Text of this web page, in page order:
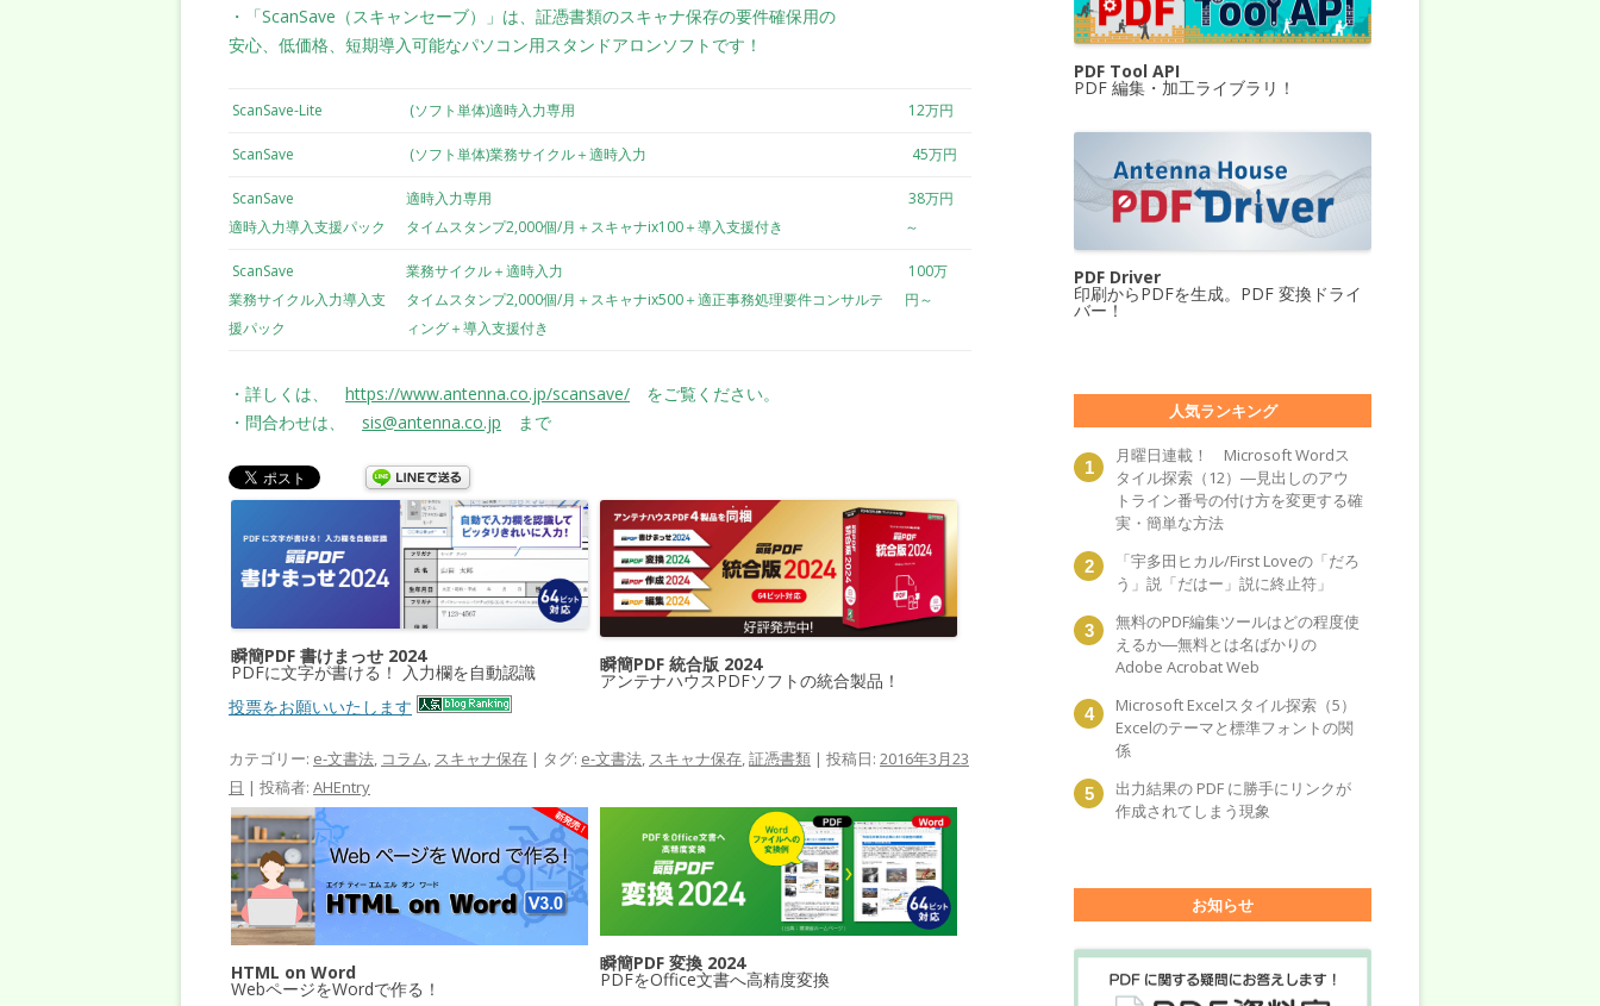
・「ScanSave（スキャンセーブ）」は、証憑書類のスキャナ保存の要件確保用の
安心、低価格、短期導入可能なパソコン用スタンドアロンソフトです！
ScanSave-Lite (ソフト単体)適時入力専用 12万円
ScanSave (ソフト単体)業務サイクル＋適時入力 45万円
ScanSave
適時入力導入支援パック
適時入力専用
タイムスタンプ2,000個/月＋スキャナix100＋導入支援付き
38万円
～
ScanSave
業務サイクル入力導入支
援パック
業務サイクル＋適時入力
タイムスタンプ2,000個/月＋スキャナix500＋適正事務処理要件コンサルテ
ィング＋導入支援付き
100万
円～
・詳しくは、 https://www.antenna.co.jp/scansave/ をご覧ください。
・問合わせは、 sis@antenna.co.jp まで
瞬簡PDF 書けまっせ 2024
PDFに文字が書ける！ 入力欄を自動認識 瞬簡PDF 統合版 2024
アンテナハウスPDFソフトの統合製品！
投票をお願いいたします
カテゴリー: e-文書法, コラム, スキャナ保存 | タグ: e-文書法, スキャナ保存,証憑書類 | 投稿日: 2016年3月23
日 | 投稿者: AHEntry
HTML on Word
WebページをWordで作る！
瞬簡PDF 変換 2024
PDFをOffice文書へ高精度変換
PDF Tool API
PDF 編集・加工ライブラリ！
PDF Driver
印刷からPDFを生成。PDF 変換ドライ
バー！
人気ランキング
月曜日連載！ Microsoft Wordス
タイル探索（12）―見出しのアウ
トライン番号の付け方を変更する確
実・簡単な方法
「宇多田ヒカル/First Loveの「だろ
う」説「だはー」説に終止符」
無料のPDF編集ツールはどの程度使
えるか―無料とは名ばかりの
Adobe Acrobat Web
Microsoft Excelスタイル探索（5）
Excelのテーマと標準フォントの関
係
出力結果の PDF に勝手にリンクが
作成されてしまう現象
お知らせ